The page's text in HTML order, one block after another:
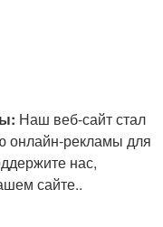
Наш веб-сайт стал
онлайн-рекламы для
нас,
сайте..